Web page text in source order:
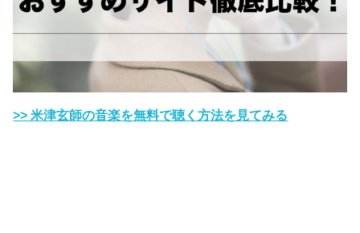
>> 米津玄師の音楽を無料で聴く方法を見てみる